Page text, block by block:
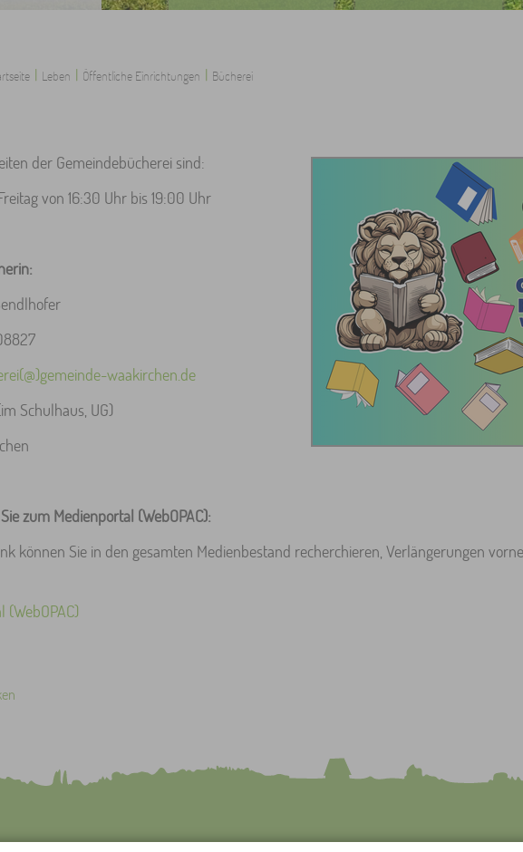
| Leben | Öffentliche Einrichtungen | Bücherei
der Gemeindebücherei sind:
von 16:30 Uhr bis 19:00 Uhr
waakirchen.de
Schulhaus, UG)
zum Medienportal (WebOPAC):
können Sie in den gesamten Medienbestand recherchieren, Verlängerungen